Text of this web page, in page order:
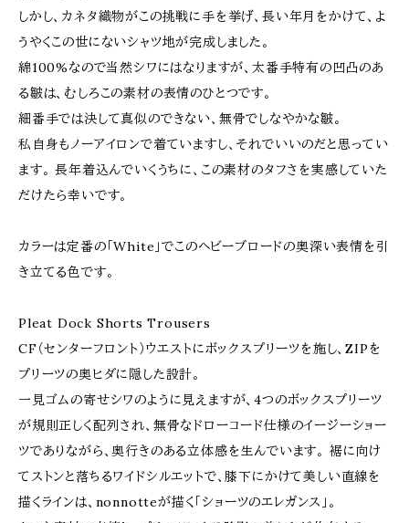
しかし、カネタ織物がこの挑戦に手を挙げ、長い年月をかけて、よ
うやくこの世にないシャツ地が完成しました。
綿100%なので当然シワにはなりますが、太番手特有の凹凸のあ
る皺は、むしろこの素材の表情のひとつです。
細番手では決して真似のできない、無骨でしなやかな皺。
私自身もノーアイロンで着ていますし、それでいいのだと思ってい
ます。 長年着込んでいくうちに、この素材のタフさを実感していた
だけたら幸いです。
カラーは定番の「White」でこのヘビーブロードの奥深い表情を引
き立てる色です。
Pleat Dock Shorts Trousers
CF（センターフロント）ウエストにボックスプリーツを施し、ZIPを
プリーツの奥ヒダに隠した設計。
一見ゴムの寄せシワのように見えますが、4つのボックスプリーツ
が規則正しく配列され、無骨なドローコード仕様のイージーショー
ツでありながら、奥行きのある立体感を生んでいます。 裾に向け
てストンと落ちるワイドシルエットで、膝下にかけて美しい直線を
描くラインは、nonnotteが描く「ショーツのエレガンス」。